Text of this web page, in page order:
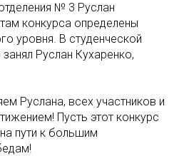
№ 3 Руслан
конкурса определены
уровня. В студенческой
Руслан Кухаренко,
Руслана, всех участников и
Пусть этот конкурс
пути к большим